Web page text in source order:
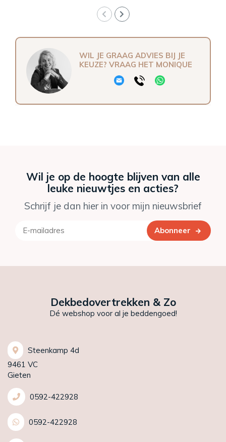
WIL JE GRAAG ADVIES BIJ JE
KEUZE? VRAAG HET MONIQUE
Wil je op de hoogte blijven van alle
leuke nieuwtjes en acties?
Schrijf je dan hier in voor mijn nieuwsbrief
Abonneer
Dekbedovertrekken & Zo
Dé webshop voor al je beddengoed!
Steenkamp 4d
9461 VC
Gieten
0592-422928
0592-422928